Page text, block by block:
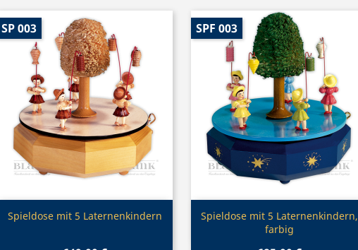
Vorschau
Spieldose mit 5 Laternenkindern
SP 003
Vorschau
Spieldose mit 5 Laternenkindern,
farbig
SPF 003